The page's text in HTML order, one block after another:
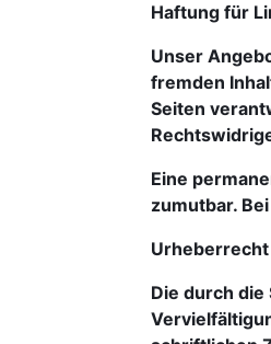
Haftung für
Unser
fremden
Seiten
Eine
zumutbar.
Urheberrecht
Die durch